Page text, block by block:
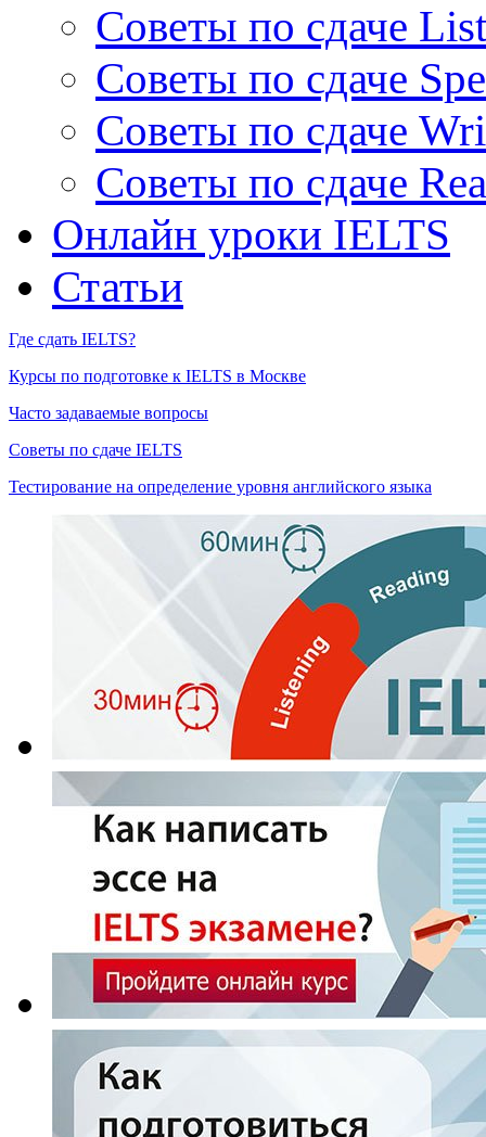
Советы по сдаче
Советы по сдаче
Советы по сдаче
Советы по сдаче
Онлайн уроки IELTS
Статьи
Где сдать IELTS?
Курсы по подготовке к IELTS в Москве
Часто задаваемые вопросы
Советы по сдаче IELTS
Тестирование на определение уровня английского языка